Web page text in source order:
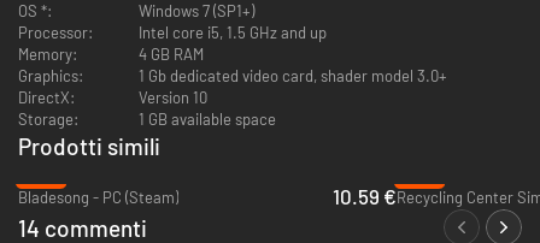
OS *:
Windows 7 (SP1+)
Processor:
Intel core i5, 1.5 GHz and up
Memory:
4 GB RAM
Graphics:
1 Gb dedicated video card, shader model 3.0+
DirectX:
Version 10
Storage:
1 GB available space
Prodotti simili
Bladesong - PC (Steam)
10.59 €Recycling Center
14 commenti